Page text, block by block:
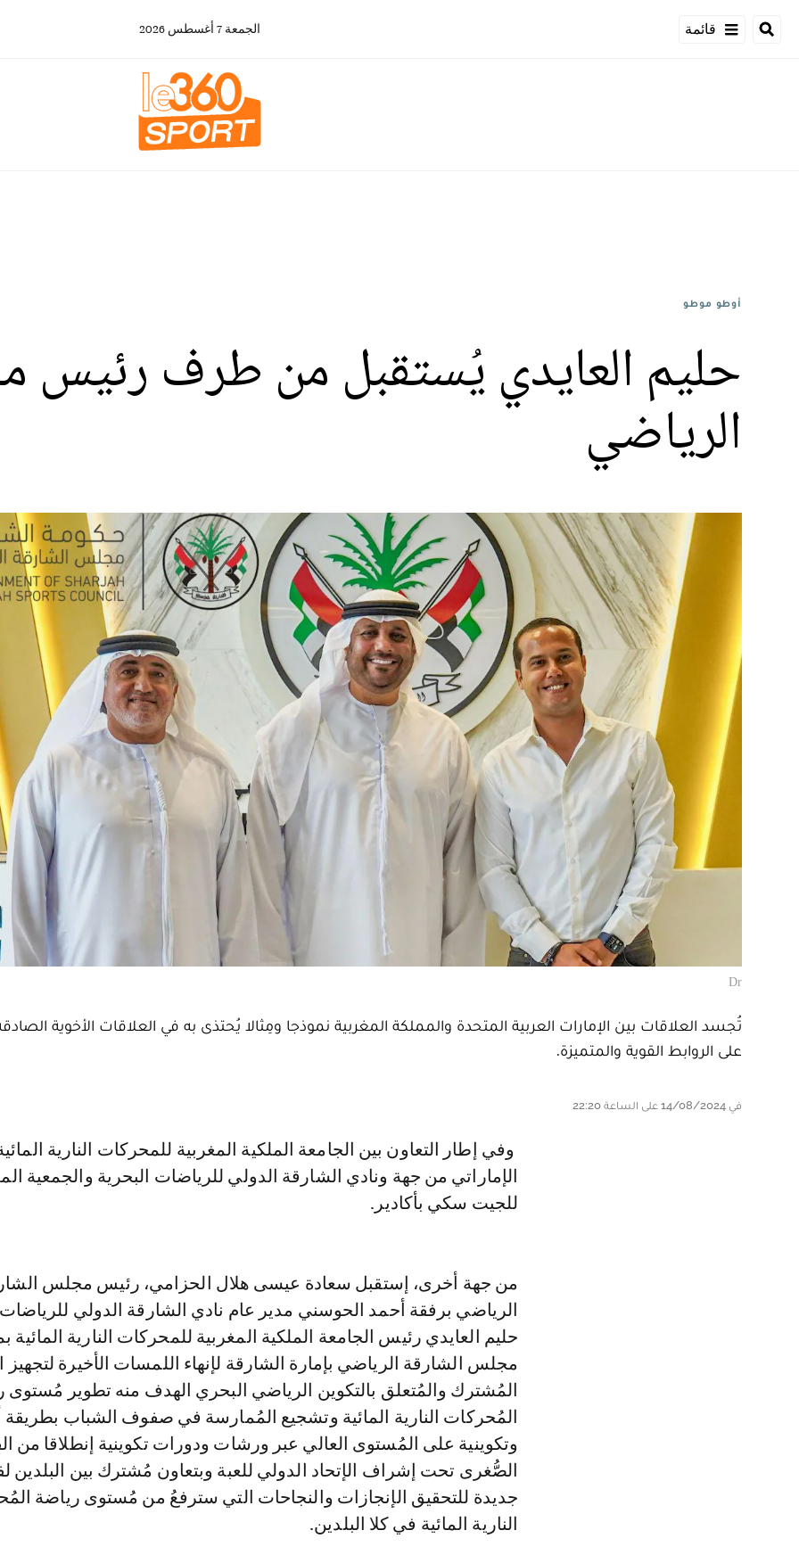
قائمة الجمعة 7 أغسطس 2026
أوطو موطو
حليم العايدي يُستقبل من طرف رئيس
الرياضي
Dr
تُجسد العلاقات بين الإمارات العربية المتحدة والمملكة المغربية نموذجا ومِثالا يُحتذى به في العلاقات الأخوية
على الروابط القوية والمتميزة.
في 14/08/2024 على الساعة 22:20
وفي إطار التعاون بين الجامعة الملكية المغربية للمحركات النارية المائية والإتحاد
الإماراتي من جهة ونادي الشارقة الدولي للرياضات البحرية والجمعية
للجيت سكي بأكادير.
من جهة أخرى، إستقبل سعادة عيسى هلال الحزامي، رئيس مجلس
الرياضي برفقة أحمد الحوسني مدير عام نادي الشارقة الدولي للرياضات
حليم العايدي رئيس الجامعة الملكية المغربية للمحركات النارية المائية
مجلس الشارقة الرياضي بإمارة الشارقة لإنهاء اللمسات الأخيرة
المُشترك والمُتعلق بالتكوين الرياضي البحري الهدف منه تطوير مُستوى
المُحركات النارية المائية وتشجيع المُمارسة في صفوف الشباب بطريقة
وتكوينية على المُستوى العالي عبر ورشات ودورات تكوينية إنطلاقا من
الصُّغرى تحت إشراف الإتحاد الدولي للعبة وبتعاون مُشترك بين البلدين
جديدة للتحقيق الإنجازات والنجاحات التي سترفعُ من مُستوى رياضة
النارية المائية في كلا البلدين.